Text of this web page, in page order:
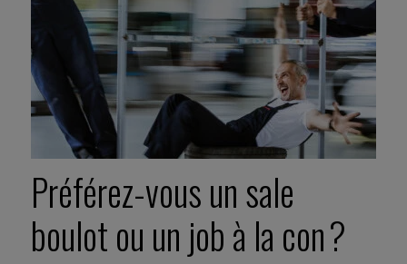
Préférez-vous un sale
boulot ou un job à la con ?